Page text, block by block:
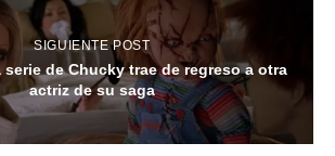
SIGUIENTE POST
serie de Chucky trae de regreso a otra
actriz de su saga